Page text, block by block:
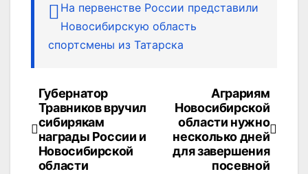
На первенстве России представили
Новосибирскую область
спортсмены из Татарска
Навигация
по
записям
Аграриям
Новосибирской
области нужно
несколько дней
для завершения
посевной
Губернатор
Травников вручил
сибирякам
награды России и
Новосибирской
области